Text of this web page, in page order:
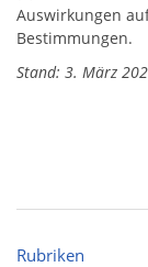
Auswirkungen
Bestimmungen.
Stand: 3. März
Rubriken